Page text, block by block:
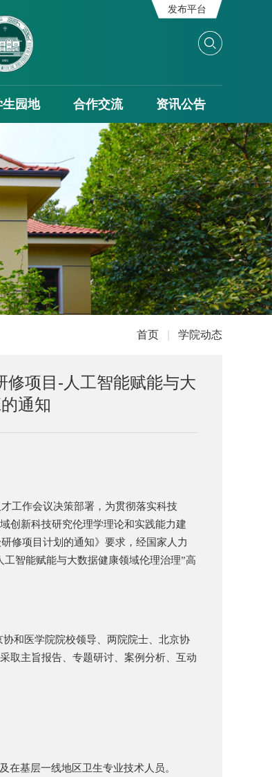
发布平台
生园地 合作交流 资讯公告
首页 学院动态
修项目-人工智能赋能与大
通知
工作会议决策部署，为贯彻落实科技
创新科技研究伦理学理论和实践能力建
修项目计划的通知》要求，经国家人力
智能赋能与大数据健康领域伦理治理”高
和医学院院校领导、两院院士、北京协
取主旨报告、专题研讨、案例分析、互动
在基层一线地区卫生专业技术人员。